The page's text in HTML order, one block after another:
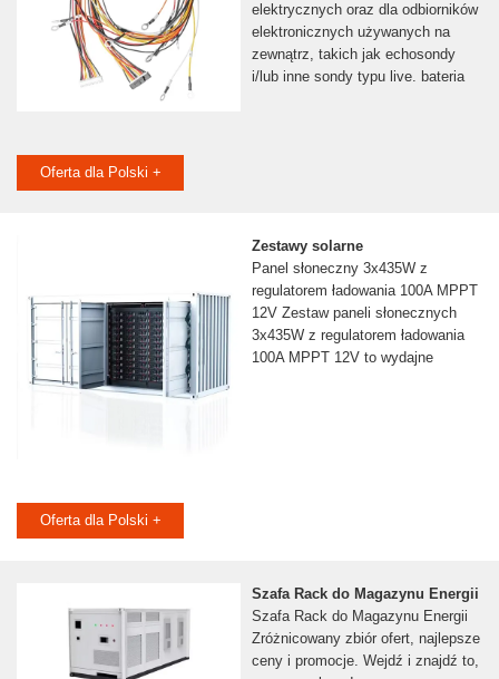
elektrycznych oraz dla odbiorników
elektronicznych używanych na
zewnątrz, takich jak echosondy
i/lub inne sondy typu live. bateria
Oferta dla Polski +
Zestawy solarne
Panel słoneczny 3x435W z
regulatorem ładowania 100A MPPT
12V Zestaw paneli słonecznych
3x435W z regulatorem ładowania
100A MPPT 12V to wydajne
Oferta dla Polski +
Szafa Rack do Magazynu Energii
Szafa Rack do Magazynu Energii
Zróżnicowany zbiór ofert, najlepsze
ceny i promocje. Wejdź i znajdź to,